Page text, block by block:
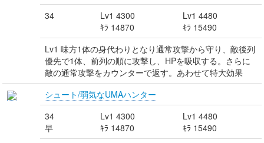
34
Lv1 4300
ｷﾗ 14870
Lv1 4480
ｷﾗ 15490
Lv1 味方1体の身代わりとなり通常攻撃から守り、敵後列
優先で1体、前列の順に攻撃し、HPを吸収する。さらに
敵の通常攻撃をカウンターで返す。あわせて特大効果
シュート/弱気なUMAハンター
34
早
Lv1 4300
ｷﾗ 14870
Lv1 4480
ｷﾗ 15490